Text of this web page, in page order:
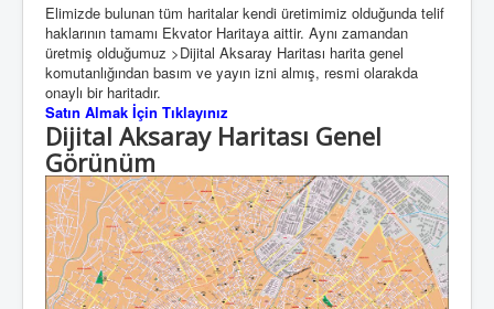
Elimizde bulunan tüm haritalar kendi üretimimiz olduğunda telif
haklarının tamamı Ekvator Haritaya aittir. Aynı zamandan
üretmiş olduğumuz >Dijital Aksaray Haritası harita genel
komutanlığından basım ve yayın izni almış, resmi olarakda
onaylı bir haritadır.
Satın Almak İçin Tıklayınız
Dijital Aksaray Haritası Genel
Görünüm